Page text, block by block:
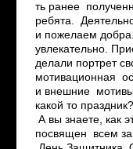
ть ранее
ребята.
и пожелаем
увлекательно.
делали портрет
мотивационная
и внешние
какой­ то
А вы знаете, как
посвящен всем